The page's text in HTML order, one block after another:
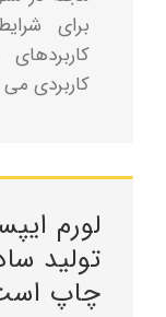
برای
کاربردی
لورم
تولید
چاپ